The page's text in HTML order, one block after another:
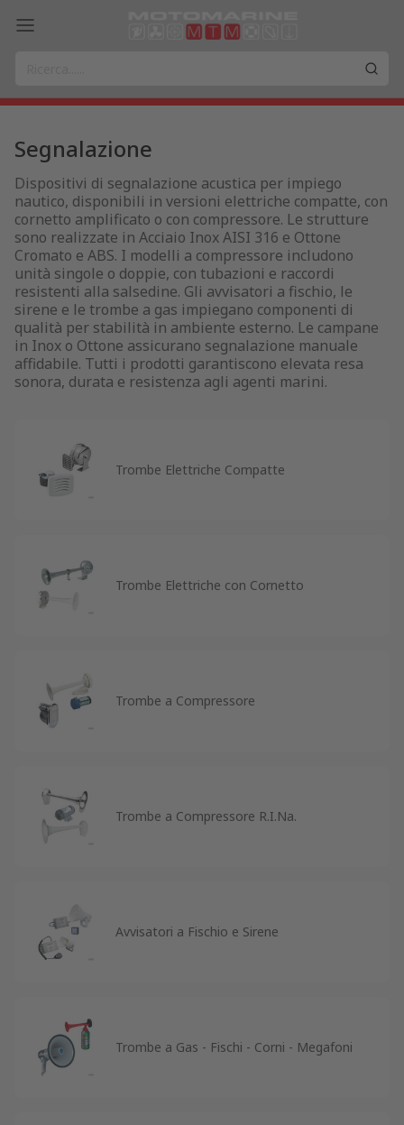
Segnalazione
Dispositivi di segnalazione acustica per impiego
nautico, disponibili in versioni elettriche compatte, con
cornetto amplificato o con compressore. Le strutture
sono realizzate in Acciaio Inox AISI 316 e Ottone
Cromato e ABS. I modelli a compressore includono
unità singole o doppie, con tubazioni e raccordi
resistenti alla salsedine. Gli avvisatori a fischio, le
sirene e le trombe a gas impiegano componenti di
qualità per stabilità in ambiente esterno. Le campane
in Inox o Ottone assicurano segnalazione manuale
affidabile. Tutti i prodotti garantiscono elevata resa
sonora, durata e resistenza agli agenti marini.
Trombe Elettriche Compatte
Trombe Elettriche con Cornetto
Trombe a Compressore
Trombe a Compressore R.I.Na.
Avvisatori a Fischio e Sirene
Trombe a Gas - Fischi - Corni - Megafoni